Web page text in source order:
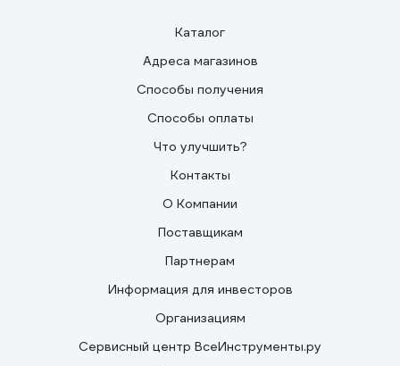
Каталог
Адреса магазинов
Способы получения
Способы оплаты
Что улучшить?
Контакты
О Компании
Поставщикам
Партнерам
Информация для инвесторов
Организациям
Сервисный центр ВсеИнструменты.ру